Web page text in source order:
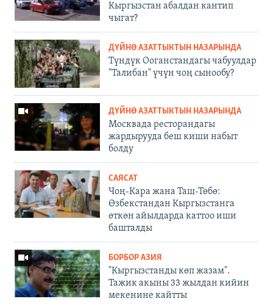
Кыргызстан абалдан кантип
чыгат?
ДҮЙНӨ АЗАТТЫКТЫН НАЗАРЫНДА
Түндүк Ооганстандагы чабуулдар
"Талибан" үчүн чоң сынообу?
ДҮЙНӨ АЗАТТЫКТЫН НАЗАРЫНДА
Москвада ресторандагы
жардырууда беш киши набыт
болду
САЯСАТ
Чоң-Кара жана Таш-Төбө:
Өзбекстандан Кыргызстанга
өткөн айылдарда каттоо иши
башталды
БОРБОР АЗИЯ
"Кыргызстанды көп жазам".
Тажик акыны 33 жылдан кийин
мекенине кайтты